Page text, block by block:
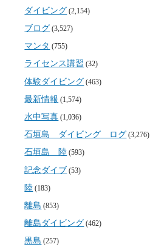
ダイビング (2,154)
ブログ (3,527)
マンタ (755)
ライセンス講習 (32)
体験ダイビング (463)
最新情報 (1,574)
水中写真 (1,036)
石垣島 ダイビング ログ (3,276)
石垣島 陸 (593)
記念ダイブ (53)
陸 (183)
離島 (853)
離島ダイビング (462)
黒島 (257)